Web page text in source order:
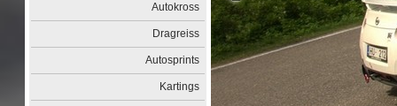
Autokross
Dragreiss
Autosprints
Kartings